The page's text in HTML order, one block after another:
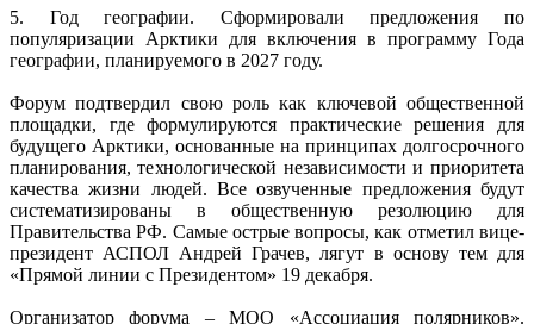
5. Год географии. Сформировали предложения по
популяризации Арктики для включения в программу Года
географии, планируемого в 2027 году.
Форум подтвердил свою роль как ключевой общественной
площадки, где формулируются практические решения для
будущего Арктики, основанные на принципах долгосрочного
планирования, технологической независимости и приоритета
качества жизни людей. Все озвученные предложения будут
систематизированы в общественную резолюцию для
Правительства РФ. Самые острые вопросы, как отметил вице-
президент АСПОЛ Андрей Грачев, лягут в основу тем для
«Прямой линии с Президентом» 19 декабря.
Организатор форума – МОО «Ассоциация полярников».